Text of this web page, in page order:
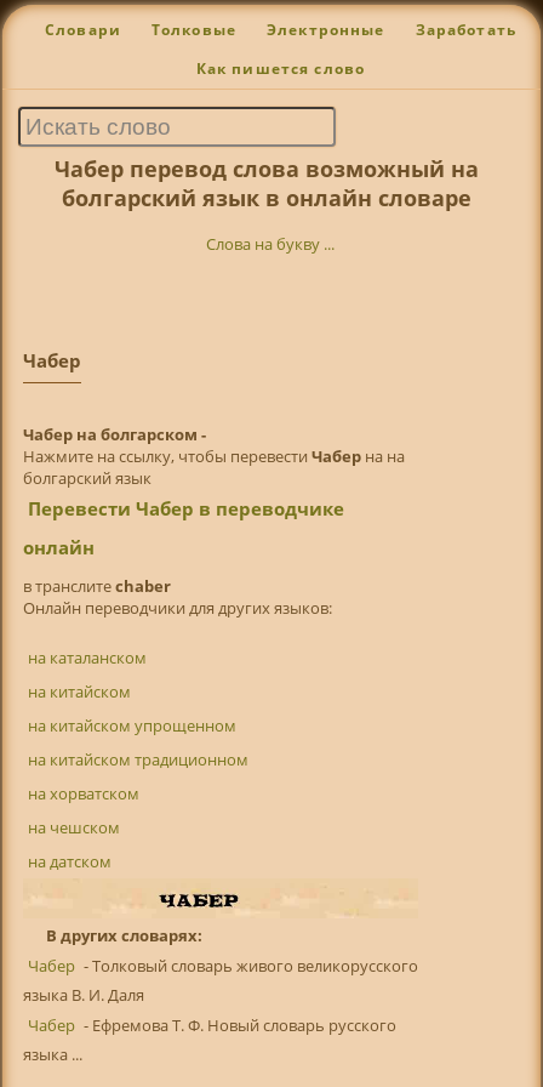
Словари Толковые Электронные Заработать
Как пишется слово
Чабер перевод слова возможный на
болгарский язык в онлайн словаре
Слова на букву ...
Чабер
Чабер на болгарском -
Нажмите на ссылку, чтобы перевести Чаберна на
болгарский язык
Перевести Чабер в переводчике
онлайн
в транслитechaber
Онлайн переводчики для других языков:
на каталанском
на китайском
на китайском упрощенном
на китайском традиционном
на хорватском
на чешском
на датском
В других словарях:
Чабер - Толковый словарь живого великорусского
языка В. И. Даля
Чабер - Ефремова Т. Ф. Новый словарь русского
языка ...